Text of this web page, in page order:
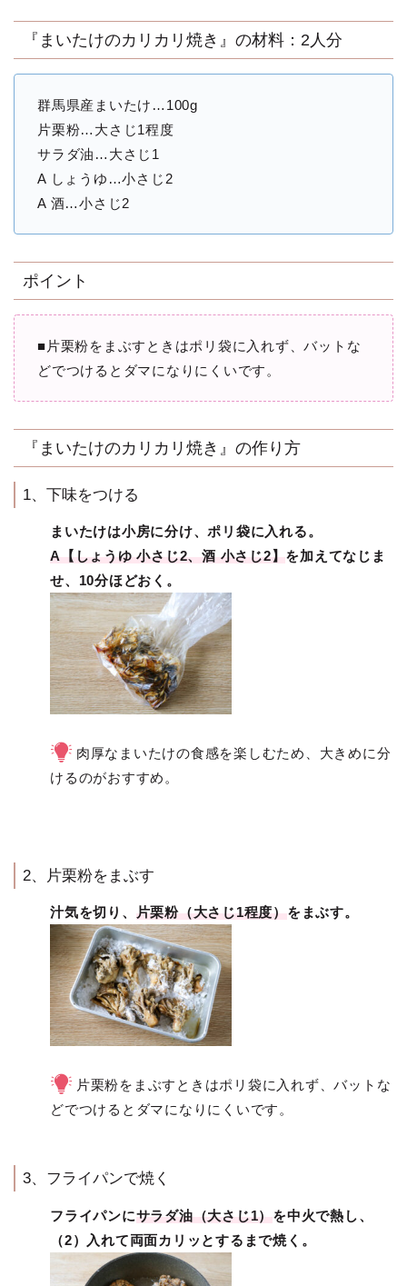
『まいたけのカリカリ焼き』の材料：2人分
群馬県産まいたけ…100g
片栗粉…大さじ1程度
サラダ油…大さじ1
A しょうゆ…小さじ2
A 酒…小さじ2
ポイント
■片栗粉をまぶすときはポリ袋に入れず、バットな
どでつけるとダマになりにくいです。
『まいたけのカリカリ焼き』の作り方
1、下味をつける
まいたけは小房に分け、ポリ袋に入れる。
A【しょうゆ 小さじ2、酒 小さじ2】 を加えてなじま
せ、10分ほどおく。
肉厚なまいたけの食感を楽しむため、大きめに分
けるのがおすすめ。
2、片栗粉をまぶす
汁気を切り、 片栗粉（大さじ1程度） をまぶす。
片栗粉をまぶすときはポリ袋に入れず、バットな
どでつけるとダマになりにくいです。
3、フライパンで焼く
フライパンにサラダ油（大さじ1） を中火で熱し、
（2）入れて両面カリッとするまで焼く。